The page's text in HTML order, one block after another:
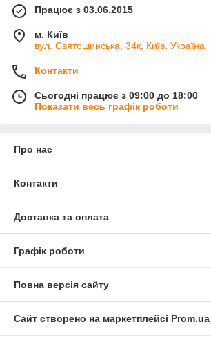
Працює з 03.06.2015
м. Київ
вул. Святошинська, 34к, Київ, Україна
Контакти
Сьогодні працює з 09:00 до 18:00
Показати весь графік роботи
Про нас
Контакти
Доставка та оплата
Графік роботи
Повна версія сайту
Сайт створено на маркетплейсі Prom.ua